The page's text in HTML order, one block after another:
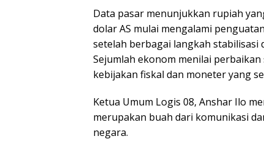
Data pasar menunjukkan rupiah
dolar AS mulai mengalami
setelah berbagai langkah stabilisasi
Sejumlah ekonom menilai
kebijakan fiskal dan moneter yang
Ketua Umum Logis 08, Anshar Ilo
merupakan buah dari komunikasi
negara.